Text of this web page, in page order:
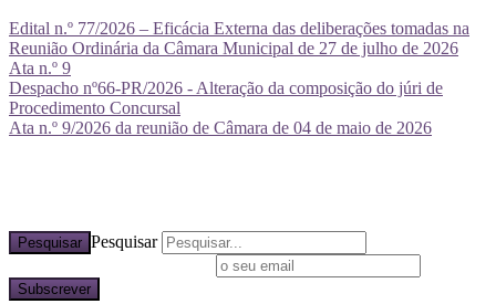
Edital n.º 77/2026 – Eficácia Externa das deliberações tomadas na
Reunião Ordinária da Câmara Municipal de 27 de julho de 2026
Ata n.º 9
Despacho nº66-PR/2026 - Alteração da composição do júri de
Procedimento Concursal
Ata n.º 9/2026 da reunião de Câmara de 04 de maio de 2026
Pesquisar Pesquisar